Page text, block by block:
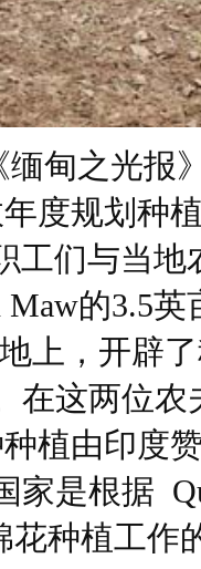
缅甸之光报
度规划种
工们与当地
的3.5
上，开辟
在这两位
植由印度
家是根据
花种植工作